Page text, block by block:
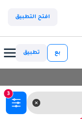
افتح التطبيق
بع تطبيق
3